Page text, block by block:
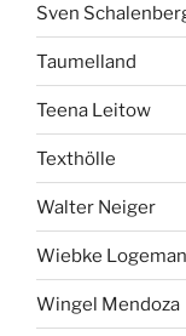
Sven
Taumelland
Teena Leitow
Texthölle
Walter Neiger
Wiebke
Wingel Mendoza